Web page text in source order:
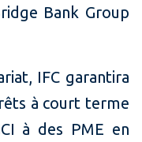
Bank Group
IFC garantira
à court terme
à des PME en